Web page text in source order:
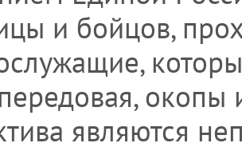
и бойцов,
являются